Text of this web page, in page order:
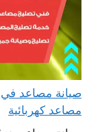
مصاعد كهربائية